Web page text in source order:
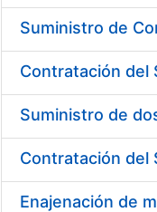
Show/Hide
Suministro de
Contratación del
Contratación del
Enajenación de